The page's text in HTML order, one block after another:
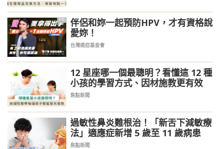
PR
伴侶和妳一起預防HPV，才有資格說
愛妳！
台灣癌症基金會
12 星座哪一個最聰明？看懂這 12 種
小孩的學習方式、因材施教更有效
焦點新聞
過敏性鼻炎難根治！「新舌下減敏療
法」適應症新增 5 歲至 11 歲病患
焦點新聞